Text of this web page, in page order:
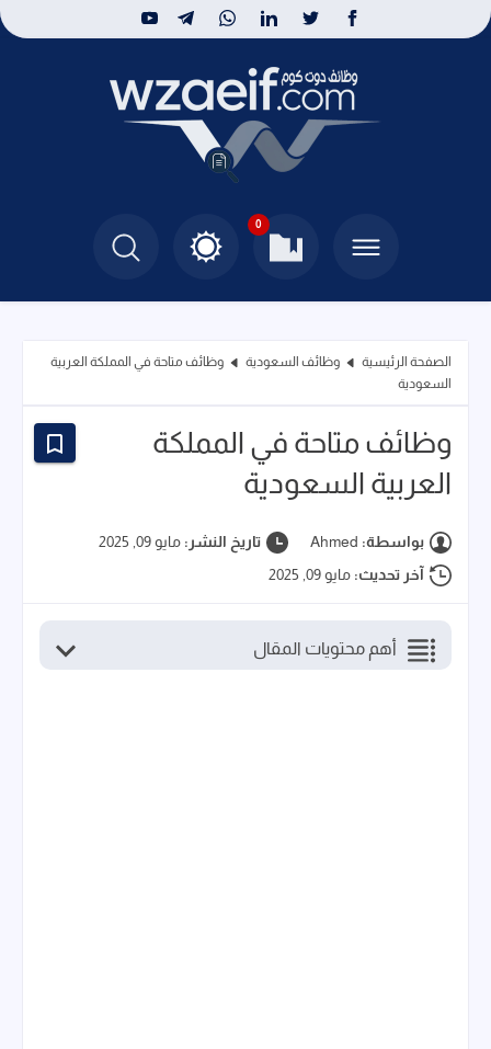
0
الصفحة الرئيسية وظائف السعودية
وظائف متاحة في المملكة العربية
السعودية
وظائف متاحة في المملكة
العربية السعودية
بواسطة: Ahmed تاريخ النشر: مايو 09, 2025
آخر تحديث: مايو 09, 2025
أهم محتويات المقال